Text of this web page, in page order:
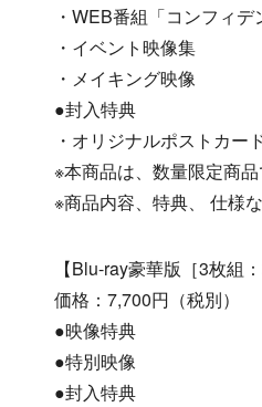
・WEB番組「コンフィデ
・イベント映像集
・メイキング映像
●封入特典
・オリジナルポストカー
※本商品は、数量限定商
※商品内容、特典、 仕様
【Blu-ray豪華版［3枚組
価格：7,700円（税別）
●映像特典
●特別映像
●封入特典